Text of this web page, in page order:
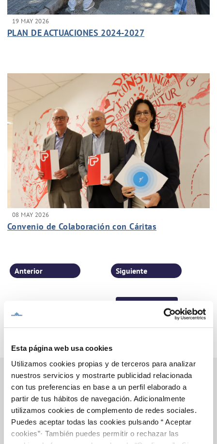
Esta página web usa cookies
Utilizamos cookies propias y de terceros para analizar
nuestros servicios y mostrarte publicidad relacionada
con tus preferencias en base a un perfil elaborado a
partir de tus hábitos de navegación. Adicionalmente
utilizamos cookies de complemento de redes sociales.
Puedes aceptar todas las cookies pulsando “ Aceptar
cookies”· También puedes permitir o rechazar las
19 MAY 2026
PLAN DE ACTUACIONES 2024-2027
08 MAY 2026
Convenio de Colaboración con Cáritas
Anterior Siguiente
Inicio